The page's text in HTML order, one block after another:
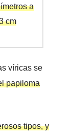
a
cm
víricas se
papiloma
tipos, y